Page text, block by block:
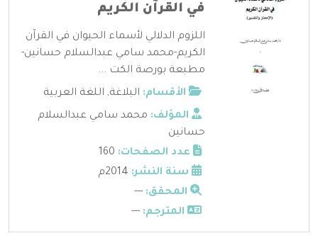
في القرآن الكريم
اللزوم الدلالي لأسماء الحيوان في القرآن
الكريم-محمد سامي عبدالسلام حسانين-
مطبعة بورصة الكت ...
الأقسام: البلاغة, اللغة العربية
المؤلف: محمد سامي عبدالسلام
حسانين
عدد الصفحات:
سنة النشر:
المحقق: ---
المترجم: ---